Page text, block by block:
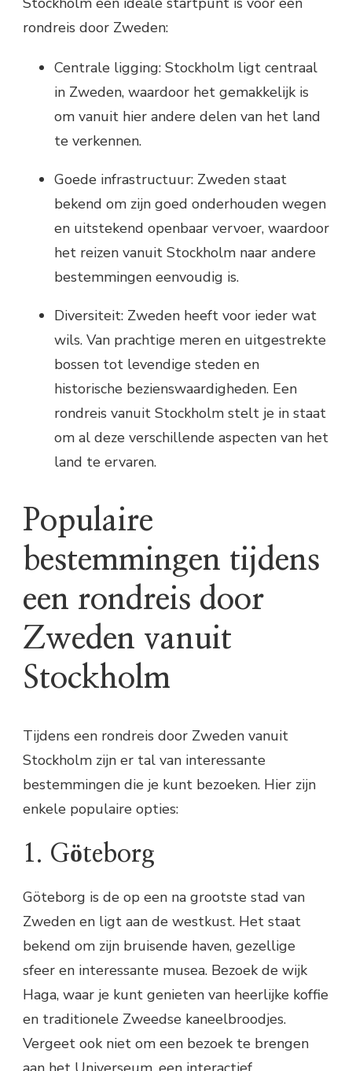
rondreis door Zweden:
Centrale ligging: Stockholm ligt centraal
in Zweden, waardoor het gemakkelijk is
om vanuit hier andere delen van het land
te verkennen.
Goede infrastructuur: Zweden staat
bekend om zijn goed onderhouden wegen
en uitstekend openbaar vervoer, waardoor
het reizen vanuit Stockholm naar andere
bestemmingen eenvoudig is.
Diversiteit: Zweden heeft voor ieder wat
wils. Van prachtige meren en uitgestrekte
bossen tot levendige steden en
historische bezienswaardigheden. Een
rondreis vanuit Stockholm stelt je in staat
om al deze verschillende aspecten van het
land te ervaren.
Populaire
bestemmingen tijdens
een rondreis door
Zweden vanuit
Stockholm
Tijdens een rondreis door Zweden vanuit
Stockholm zijn er tal van interessante
bestemmingen die je kunt bezoeken. Hier zijn
enkele populaire opties:
1. Göteborg
Göteborg is de op een na grootste stad van
Zweden en ligt aan de westkust. Het staat
bekend om zijn bruisende haven, gezellige
sfeer en interessante musea. Bezoek de wijk
Haga, waar je kunt genieten van heerlijke koffie
en traditionele Zweedse kaneelbroodjes.
Vergeet ook niet om een bezoek te brengen